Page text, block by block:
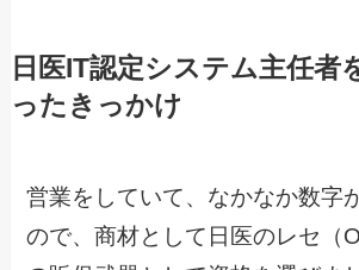
日医IT認定システム主任者
ったきっかけ
営業をしていて、なかなか数字
ので、商材として日医のレセ（